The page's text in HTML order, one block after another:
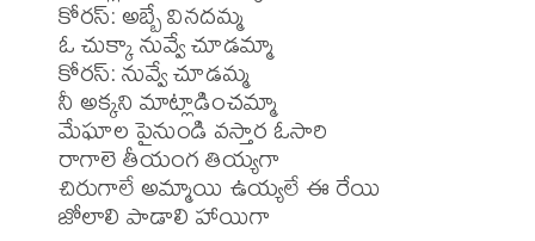
కోరస్: అబ్బే వినదమ్మ
ఓ చుక్కా నువ్వే చూడమ్మా
కోరస్: నువ్వే చూడమ్మ
నీ అక్కని మాట్లాడించమ్మా
మేఘాల పైనుండి వస్తార ఓసారి
రాగాలె తీయంగ తియ్యగా
చిరుగాలే అమ్మాయి ఉయ్యలే ఈ రేయి
జోలాలి పాడాలి హాయిగా